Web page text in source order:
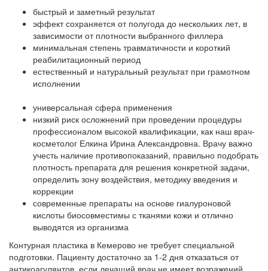
быстрый и заметный результат
эффект сохраняется от полугода до нескольких лет, в
зависимости от плотности выбранного филлера
минимальная степень травматичности и короткий
реабилитационный период
естественный и натуральный результат при грамотном
исполнении
универсальная сфера применения
низкий риск осложнений при проведении процедуры
профессионалом высокой квалификации, как наш врач-
косметолог Елкина Ирина Александровна. Врачу важно
учесть наличие противопоказаний, правильно подобрать
плотность препарата для решения конкретной задачи,
определить зону воздействия, методику введения и
коррекции
современные препараты на основе гиалуроновой
кислоты биосовместимы с тканями кожи и отлично
выводятся из организма
Контурная пластика в Кемерово не требует специальной
подготовки. Пациенту достаточно за 1-2 дня отказаться от
антикоагулянтов, если лечащий врач не имеет возражений.